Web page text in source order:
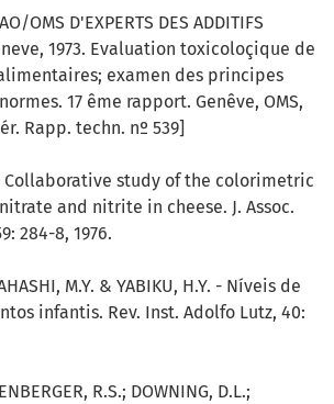
OMS D'EXPERTS DES ADDITIFS
1973. Evaluation toxicoloçique de
examen des principes
17 ême rapport. Genêve, OMS,
Rapp. techn. nº 539]
- Collaborative study of the colorimetric
and nitrite in cheese. J. Assoc.
284-8, 1976.
M.Y. & YABIKU, H.Y. - Níveis de
infantis. Rev. Inst. Adolfo Lutz, 40:
R.S.; DOWNING, D.L.;